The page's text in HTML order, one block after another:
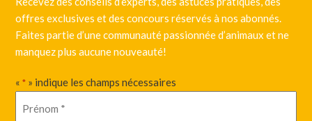
offres exclusives et des concours réservés à nos abonnés.
Faites partie d’une communauté passionnée d’animaux et ne
manquez plus aucune nouveauté!
«* » indique les champs nécessaires